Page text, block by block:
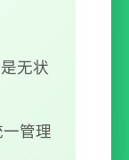
无状
管理